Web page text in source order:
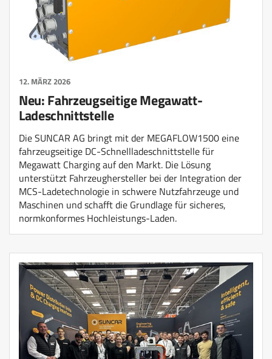
12. MÄRZ 2026
Neu: Fahrzeugseitige Megawatt-
Ladeschnittstelle
Die SUNCAR AG bringt mit der MEGAFLOW1500 eine
fahrzeugseitige DC-Schnellladeschnittstelle für
Megawatt Charging auf den Markt. Die Lösung
unterstützt Fahrzeughersteller bei der Integration der
MCS-Ladetechnologie in schwere Nutzfahrzeuge und
Maschinen und schafft die Grundlage für sicheres,
normkonformes Hochleistungs-Laden.